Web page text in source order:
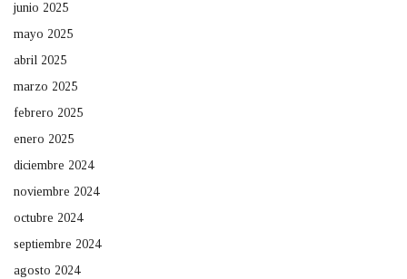
junio 2025
mayo 2025
abril 2025
marzo 2025
febrero 2025
enero 2025
diciembre 2024
noviembre 2024
octubre 2024
septiembre 2024
agosto 2024